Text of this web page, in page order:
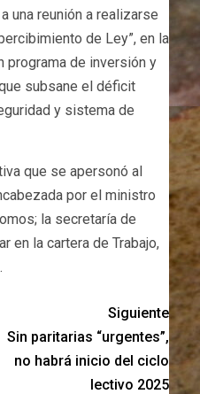
una reunión a realizarse
de Ley”, en la
programa de inversión y
subsane el déficit
y sistema de
que se apersonó al
por el ministro
la secretaría de
en la cartera de Trabajo,
Siguiente
Sin paritarias “urgentes”,
no habrá inicio del ciclo
lectivo 2025